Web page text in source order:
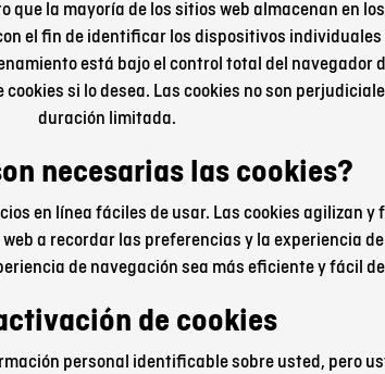
que la mayoría de los sitios web almacenan en
el fin de identificar los dispositivos
está bajo el control total del navegador
si lo desea. Las cookies no son
duración limitada.
necesarias las cookies?
en línea fáciles de usar. Las cookies agilizan
a recordar las preferencias y la experiencia
de navegación sea más eficiente y fácil
de cookies
personal identificable sobre usted, pero